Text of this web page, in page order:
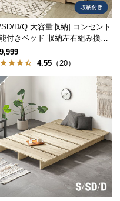
SD/D/Q 大容量収納] コンセント
付きベッド 収納左右組み換え
4.55 （20）